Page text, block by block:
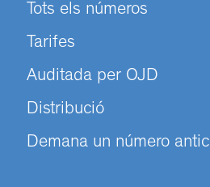
Tots els números
Tarifes
Auditada per OJD
Distribució
Demana un número antic